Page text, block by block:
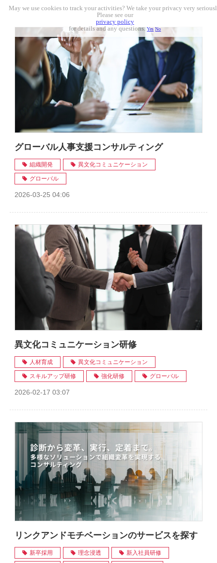
グローバル人事支援コンサルティング
組織開発 異文化コミュニケーション
グローバル
2026-03-25 04:06
異文化コミュニケーション研修
人材育成 異文化コミュニケーション
スキルアップ研修 強化研修 グローバル
2026-02-17 03:07
リンクアンドモチベーションのサービスを探す
新卒採用 理念浸透 新入社員研修
May we use cookies to track your activities? We take your privacy very
Please see our
privacy policy
for details and any questions.Yes No